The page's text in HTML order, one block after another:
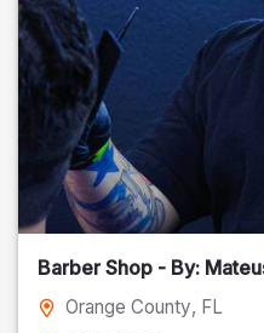
Barber Shop - By:
Orange County, FL